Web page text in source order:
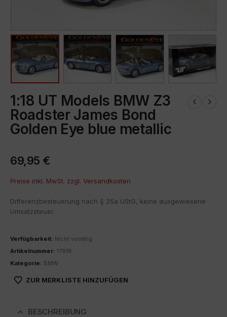
1:18 UT Models BMW Z3
Roadster James Bond
Golden Eye blue metallic
69,95 €
Preise inkl. MwSt. zzgl. Versandkosten
Differenzbesteuerung nach § 25a UStG, keine ausgewiesene
Umsatzsteuer.
Verfügbarkeit: Nicht vorrätig
Artikelnummer: 17918
Kategorie: BMW
ZUR MERKLISTE HINZUFÜGEN
BESCHREIBUNG